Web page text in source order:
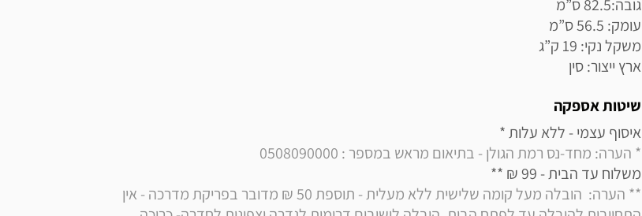
ארץ ייצור: סין
שיטות אספקה
איסוף עצמי - ללא עלות *
* הערה: מחד-נס רמת הגולן - בתיאום מראש במספר : 0508090000
משלוח עד הבית - 99 ₪ **